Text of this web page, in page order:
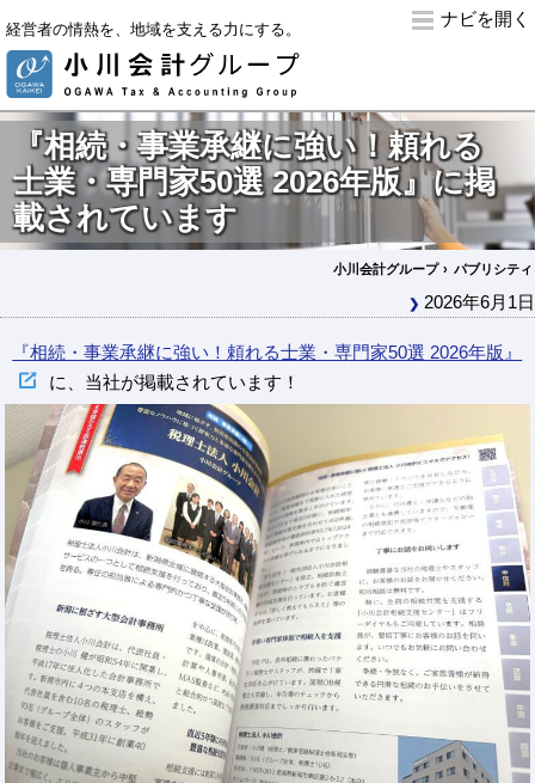
経営者の情熱を、地域を支える力にする。
ナビ
『相続・事業承継に強い！頼れる
士業・専門家50選 2026年版』に掲
載されています
小川会計グループ パブリシティ
2026年6月1日
『相続・事業承継に強い！頼れる士業・専門家50選 2026年版』
に、当社が掲載されています！